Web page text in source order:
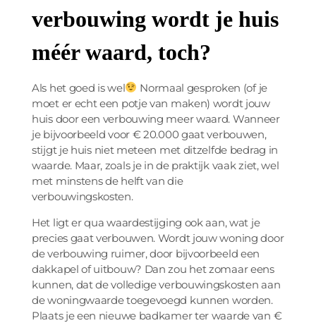
verbouwing wordt je huis
méér waard, toch?
Als het goed is wel
Normaal gesproken (of je
moet er echt een potje van maken) wordt jouw
huis door een verbouwing meer waard. Wanneer
je bijvoorbeeld voor € 20.000 gaat verbouwen,
stijgt je huis niet meteen met ditzelfde bedrag in
waarde. Maar, zoals je in de praktijk vaak ziet, wel
met minstens de helft van die
verbouwingskosten.
Het ligt er qua waardestijging ook aan, wat je
precies gaat verbouwen. Wordt jouw woning door
de verbouwing ruimer, door bijvoorbeeld een
dakkapel of uitbouw? Dan zou het zomaar eens
kunnen, dat de volledige verbouwingskosten aan
de woningwaarde toegevoegd kunnen worden.
Plaats je een nieuwe badkamer ter waarde van €